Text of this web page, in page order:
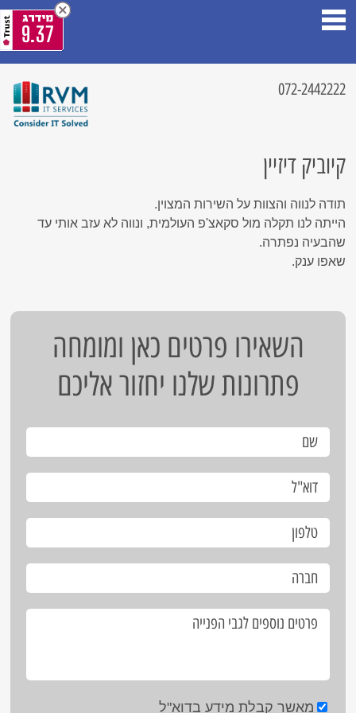
072-2442222
קיוביק דיזיין
תודה לנווה והצוות על השירות המצוין.
הייתה לנו תקלה מול סקאצ'פ העולמית, ונווה לא עזב אותי עד
שהבעיה נפתרה.
שאפו ענק.
השאירו פרטים כאן ומומחה
פתרונות שלנו יחזור אליכם
מאשר קבלת מידע בדוא"ל
9.37